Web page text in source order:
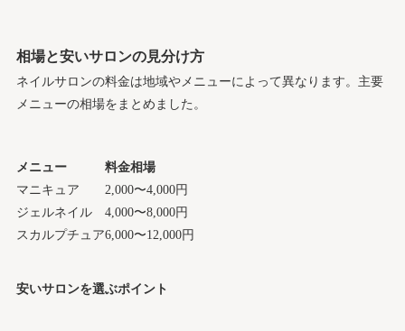
相場と安いサロンの見分け方
ネイルサロンの料金は地域やメニューによって異なります。主要
メニューの相場をまとめました。
メニュー
料金相場
マニキュア
2,000〜4,000円
ジェルネイル
4,000〜8,000円
スカルプチュア6,000〜12,000円
安いサロンを選ぶポイント